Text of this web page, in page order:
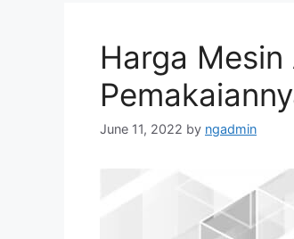
Harga
June 11, 2022 by ngadmin